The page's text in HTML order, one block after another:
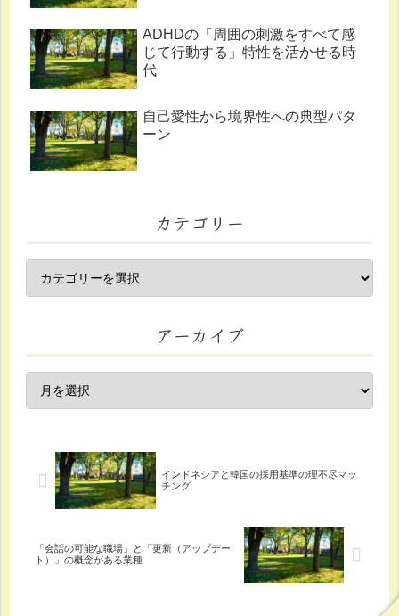
ADHDの「周囲の刺激をすべて感
じて行動する」特性を活かせる時
代
自己愛性から境界性への典型パタ
ーン
カテゴリー
アーカイブ
インドネシアと韓国の採用基準の理不尽マッ
チング
「会話の可能な職場」と「更新（アップデー
ト）」の概念がある業種